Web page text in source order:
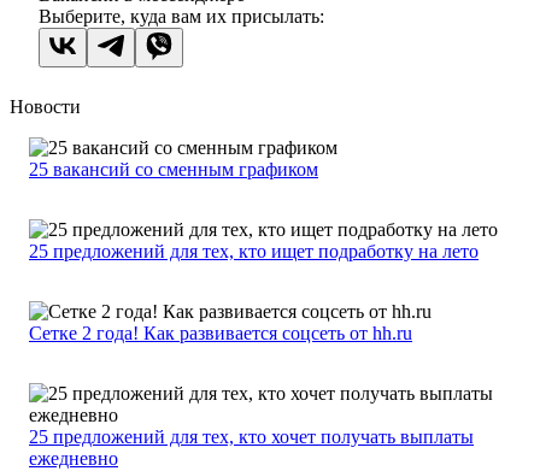
Выберите, куда вам их присылать:
Новости
25 вакансий со сменным графиком
25 предложений для тех, кто ищет подработку на лето
Сетке 2 года! Как развивается соцсеть от hh.ru
25 предложений для тех, кто хочет получать выплаты
ежедневно